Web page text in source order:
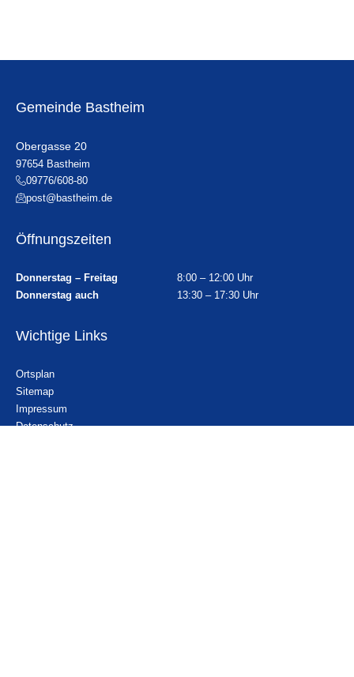
Gemeinde Bastheim
Obergasse 20
97654 Bastheim
09776/608-80
post@bastheim.de
Öffnungszeiten
Donnerstag – Freitag
8:00 – 12:00 Uhr
Donnerstag auch
13:30 – 17:30 Uhr
Wichtige Links
Ortsplan
Sitemap
Impressum
Datenschutz